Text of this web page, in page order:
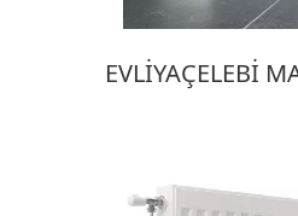
EVLIYAÇELEBI